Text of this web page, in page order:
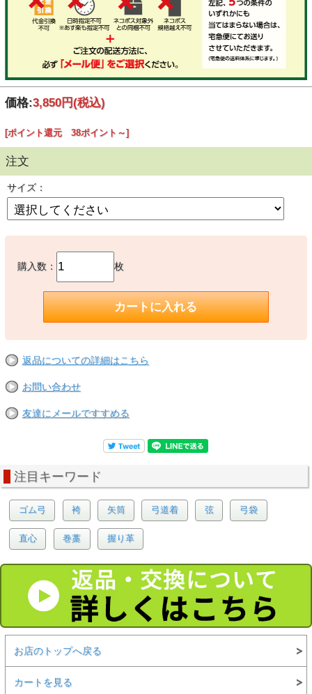
価格:3,850円(税込)
[ポイント還元 38ポイント～]
注文
サイズ：
購入数： 枚
返品についての詳細はこちら
お問い合わせ
友達にメールですすめる
注目キーワード
ゴム弓 袴 矢筒 弓道着 弦 弓袋
直心 巻藁 握り革
お店のトップへ戻る
カートを見る